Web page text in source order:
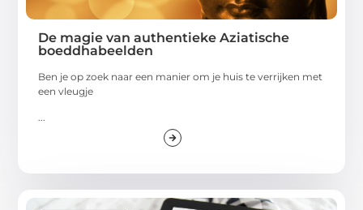
De magie van authentieke Aziatische
boeddhabeelden
Ben je op zoek naar een manier om je huis te verrijken met
een vleugje
...